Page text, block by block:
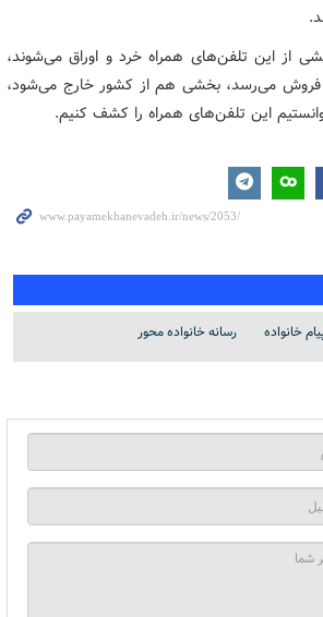
از این تلفن‌های همراه خرد و اوراق می‌شوند،
می‌رسد، بخشی هم از کشور خارج می‌شود،
این تلفن‌های همراه را کشف کنیم.
خانواده رسانه خانواده محور